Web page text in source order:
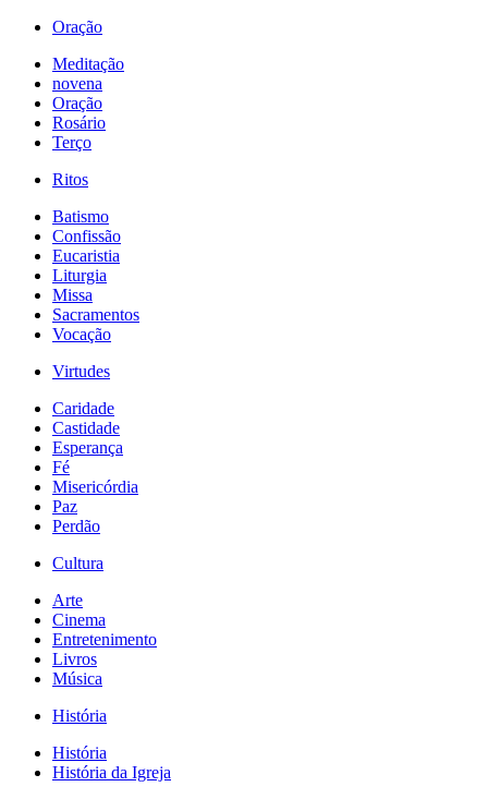
Oração
Meditação
novena
Oração
Rosário
Terço
Ritos
Batismo
Confissão
Eucaristia
Liturgia
Missa
Sacramentos
Vocação
Virtudes
Caridade
Castidade
Esperança
Fé
Misericórdia
Paz
Perdão
Cultura
Arte
Cinema
Entretenimento
Livros
Música
História
História
História da Igreja